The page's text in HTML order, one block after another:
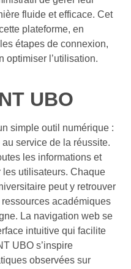
fluide et efficace. Cet
plateforme, en
étapes de connexion,
optimiser l’utilisation.
UBO
simple outil numérique :
service de la réussite.
les informations et
les utilisateurs. Chaque
peut y retrouver
académiques
La navigation web se
intuitive qui facilite
UBO s’inspire
observées sur